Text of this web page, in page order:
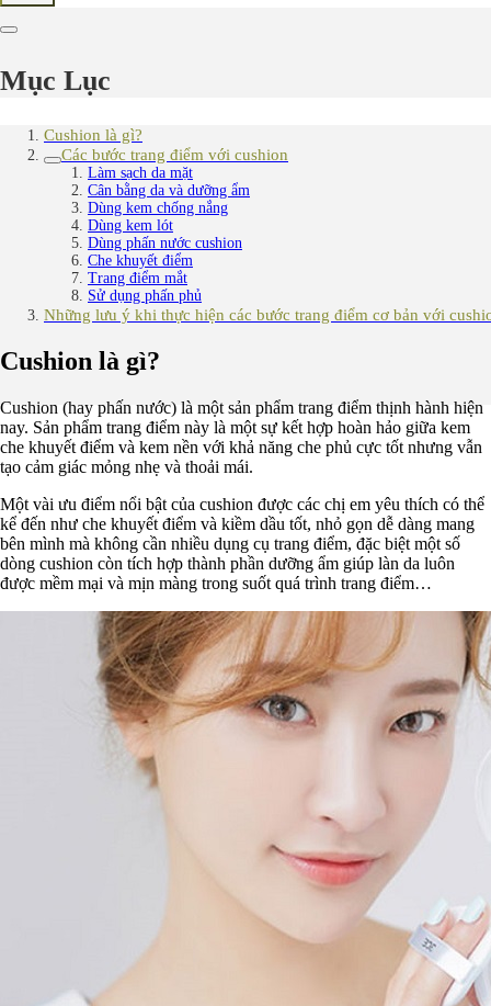
Mục Lục
Cushion là gì?
Các bước trang điểm với cushion
Làm sạch da mặt
Cân bằng da và dưỡng ẩm
Dùng kem chống nắng
Dùng kem lót
Dùng phấn nước cushion
Che khuyết điểm
Trang điểm mắt
Sử dụng phấn phủ
Những lưu ý khi thực hiện các bước trang điểm cơ bản với
Cushion là gì?
Cushion (hay phấn nước) là một sản phẩm trang điểm thịnh hành hiện
nay. Sản phẩm trang điểm này là một sự kết hợp hoàn hảo giữa kem
che khuyết điểm và kem nền với khả năng che phủ cực tốt nhưng vẫn
tạo cảm giác mỏng nhẹ và thoải mái.
Một vài ưu điểm nổi bật của cushion được các chị em yêu thích có thể
kể đến như che khuyết điểm và kiềm dầu tốt, nhỏ gọn dễ dàng mang
bên mình mà không cần nhiều dụng cụ trang điểm, đặc biệt một số
dòng cushion còn tích hợp thành phần dưỡng ẩm giúp làn da luôn
được mềm mại và mịn màng trong suốt quá trình trang điểm…